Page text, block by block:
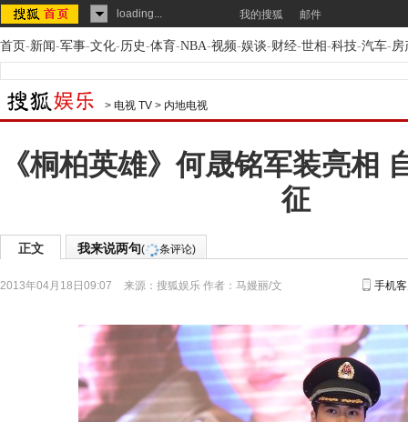
loading... 我的搜狐 邮件
首页-新闻-军事-文化-历史-体育-NBA-视频-娱谈-财经-世相-科技-汽车-房
> 电视 TV > 内地电视
《桐柏英雄》何晟铭军装亮相
征
正文 我来说两句( 条评论)
2013年04月18日09:07 来源： 搜狐娱乐 作者：马嫚丽/文 手机